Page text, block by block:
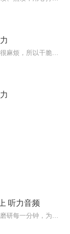
听力音频